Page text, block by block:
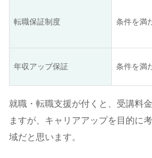
転職保証制度 条件を満
年収アップ保証 条件を満
就職・転職支援が付くと、受講料
ますが、キャリアアップを目的に
域だと思います。